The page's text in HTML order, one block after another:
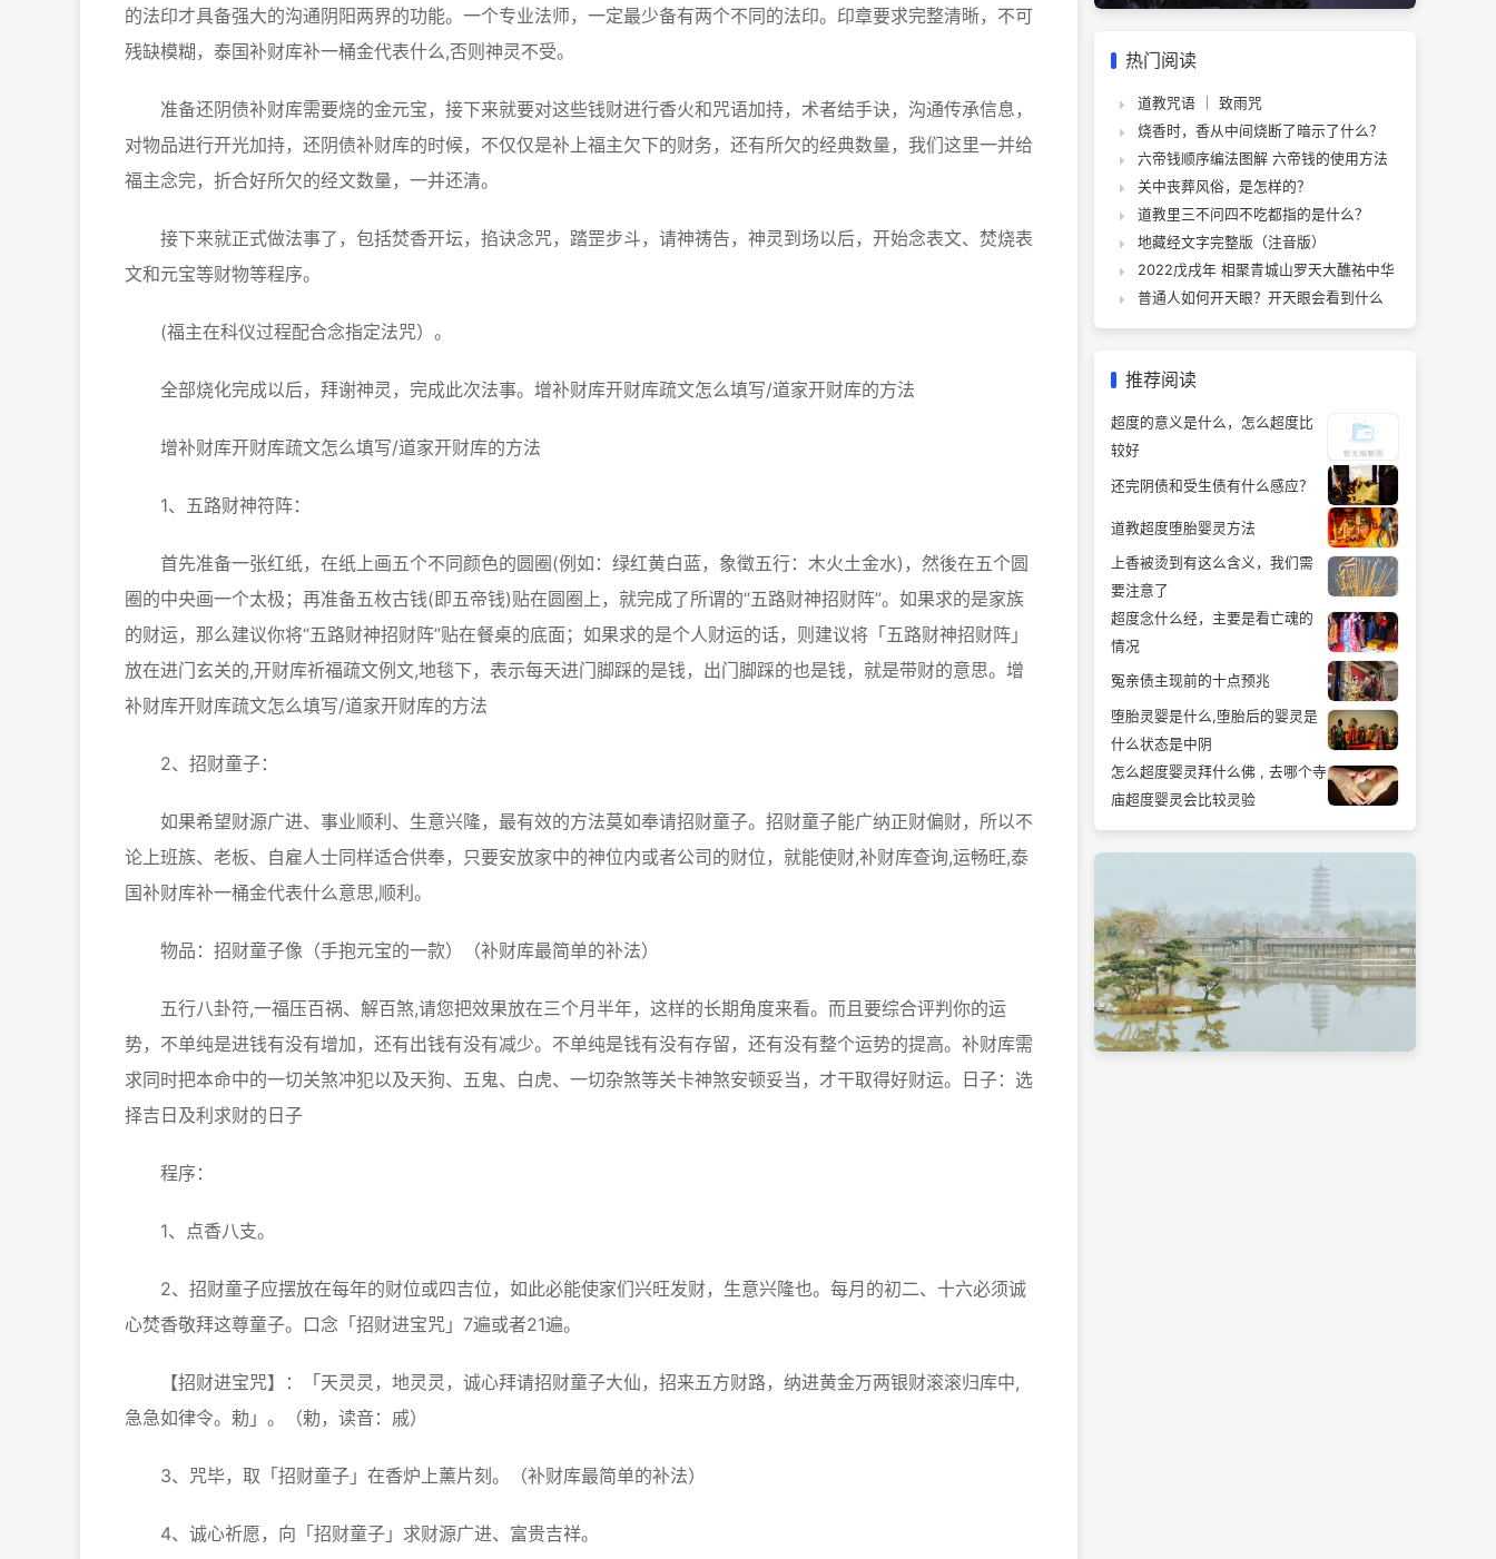
的法印才具备强大的沟通阴阳两界的功能。一个专业法师，一定最少备有两个不同的法印。印章要求完整清晰，不可
残缺模糊，泰国补财库补一桶金代表什么,否则神灵不受。
准备还阴债补财库需要烧的金元宝，接下来就要对这些钱财进行香火和咒语加持，术者结手诀，沟通传承信息，
对物品进行开光加持，还阴债补财库的时候，不仅仅是补上福主欠下的财务，还有所欠的经典数量，我们这里一并给
福主念完，折合好所欠的经文数量，一并还清。
接下来就正式做法事了，包括焚香开坛，掐诀念咒，踏罡步斗，请神祷告，神灵到场以后，开始念表文、焚烧表
文和元宝等财物等程序。
(福主在科仪过程配合念指定法咒）。
全部烧化完成以后，拜谢神灵，完成此次法事。增补财库开财库疏文怎么填写/道家开财库的方法
增补财库开财库疏文怎么填写/道家开财库的方法
1、五路财神符阵：
首先准备一张红纸，在纸上画五个不同颜色的圆圈(例如：绿红黄白蓝，象徵五行：木火土金水)，然後在五个圆
圈的中央画一个太极；再准备五枚古钱(即五帝钱)贴在圆圈上，就完成了所谓的“五路财神招财阵”。如果求的是家族
的财运，那么建议你将“五路财神招财阵”贴在餐桌的底面；如果求的是个人财运的话，则建议将「五路财神招财阵」
放在进门玄关的,开财库祈福疏文例文,地毯下，表示每天进门脚踩的是钱，出门脚踩的也是钱，就是带财的意思。增
补财库开财库疏文怎么填写/道家开财库的方法
2、招财童子：
如果希望财源广进、事业顺利、生意兴隆，最有效的方法莫如奉请招财童子。招财童子能广纳正财偏财，所以不
论上班族、老板、自雇人士同样适合供奉，只要安放家中的神位内或者公司的财位，就能使财,补财库查询,运畅旺,泰
国补财库补一桶金代表什么意思,顺利。
物品：招财童子像（手抱元宝的一款）（补财库最简单的补法）
五行八卦符,一福压百祸、解百煞,请您把效果放在三个月半年，这样的长期角度来看。而且要综合评判你的运
势，不单纯是进钱有没有增加，还有出钱有没有减少。不单纯是钱有没有存留，还有没有整个运势的提高。补财库需
求同时把本命中的一切关煞冲犯以及天狗、五鬼、白虎、一切杂煞等关卡神煞安顿妥当，才干取得好财运。日子：选
择吉日及利求财的日子
程序：
1、点香八支。
2、招财童子应摆放在每年的财位或四吉位，如此必能使家们兴旺发财，生意兴隆也。每月的初二、十六必须诚
心焚香敬拜这尊童子。口念「招财进宝咒」7遍或者21遍。
【招财进宝咒】：「天灵灵，地灵灵，诚心拜请招财童子大仙，招来五方财路，纳进黄金万两银财滚滚归库中,
急急如律令。勅」。（勅，读音：戚）
3、咒毕，取「招财童子」在香炉上薰片刻。（补财库最简单的补法）
4、诚心祈愿，向「招财童子」求财源广进、富贵吉祥。
热门阅读
道教咒语 ｜ 致雨咒
烧香时，香从中间烧断了暗示了什么？
六帝钱顺序编法图解 六帝钱的使用方法
关中丧葬风俗，是怎样的？
道教里三不问四不吃都指的是什么？
地藏经文字完整版（注音版）
2022戊戌年 相聚青城山罗天大醮祐中华
普通人如何开天眼？开天眼会看到什么
推荐阅读
超度的意义是什么，怎么超度比
较好
还完阴债和受生债有什么感应？
道教超度堕胎婴灵方法
上香被烫到有这么含义，我们需
要注意了
超度念什么经，主要是看亡魂的
情况
冤亲债主现前的十点预兆
堕胎灵婴是什么,堕胎后的婴灵是
什么状态是中阴
怎么超度婴灵拜什么佛 , 去哪个寺
庙超度婴灵会比较灵验